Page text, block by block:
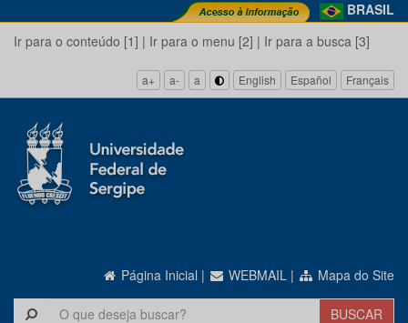
BRASIL
Ir para o conteúdo [1] | Ir para o menu [2] | Ir para a busca [3]
a+ a- a English Español Français
Página Inicial | WEBMAIL | Mapa do Site